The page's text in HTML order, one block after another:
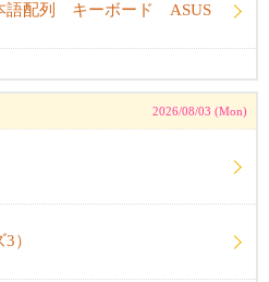
語配列 キーボード ASUS
2026/08/03 (Mon)
）